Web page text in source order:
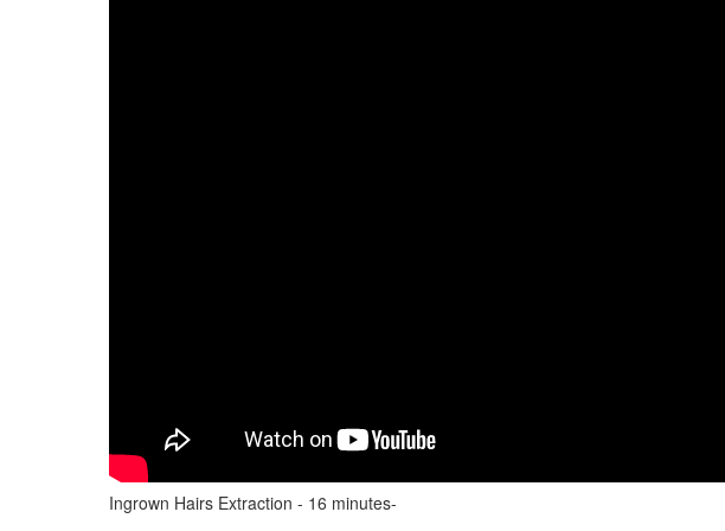
Ingrown Hairs Extraction - 16 minutes-